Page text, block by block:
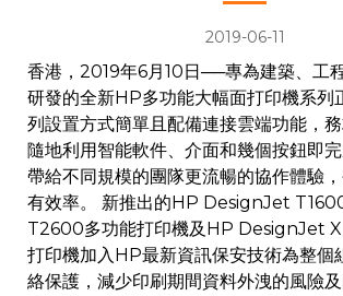
2019-06-11
香港，2019年6月10日──專為建築、工
研發的全新HP多功能大幅面打印機系列
列設置方式簡單且配備連接雲端功能，
隨地利用智能軟件、介面和幾個按鈕即完
帶給不同規模的團隊更流暢的協作體驗
有效率。 新推出的HP DesignJet T1600
T2600多功能打印機及HP DesignJet
打印機加入HP最新資訊保安技術為整個
絡保護，減少印刷期間資料外洩的風險